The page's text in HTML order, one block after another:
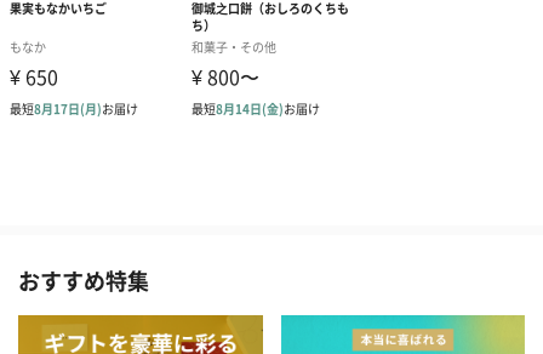
おすすめ特集